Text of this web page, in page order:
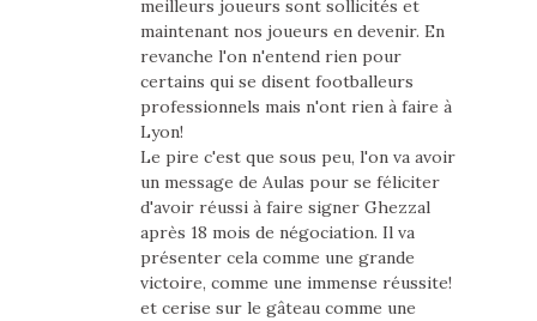
meilleurs joueurs sont sollicités et
maintenant nos joueurs en devenir. En
revanche l'on n'entend rien pour
certains qui se disent footballeurs
professionnels mais n'ont rien à faire à
Lyon!
Le pire c'est que sous peu, l'on va avoir
un message de Aulas pour se féliciter
d'avoir réussi à faire signer Ghezzal
après 18 mois de négociation. Il va
présenter cela comme une grande
victoire, comme une immense réussite!
et cerise sur le gâteau comme une